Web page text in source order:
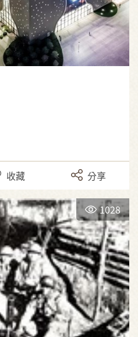
收藏 分享
1028